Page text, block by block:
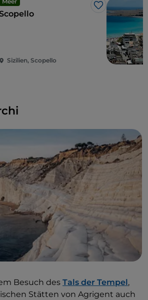
Like
Sizilien, Scopello
Besuch des Tals der Tempel ,
Stätten von Agrigent auch